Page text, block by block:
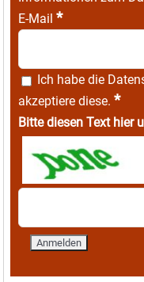
E-Mail *
Ich habe die
akzeptiere diese. *
Bitte diesen Text hier